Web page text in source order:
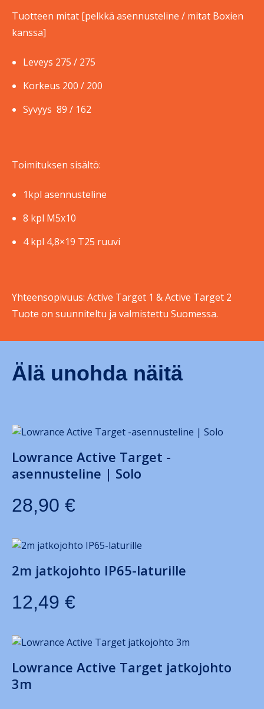
Tuotteen mitat [pelkkä asennusteline / mitat Boxien
kanssa]
Leveys 275 / 275
Korkeus 200 / 200
Syvyys 89 / 162
Toimituksen sisältö:
1kpl asennusteline
8 kpl M5x10
4 kpl 4,8×19 T25 ruuvi
Yhteensopivuus: Active Target 1 & Active Target 2
Tuote on suunniteltu ja valmistettu Suomessa.
Älä unohda näitä
Lowrance Active Target -
asennusteline | Solo
28,90 €
2m jatkojohto IP65-laturille
12,49 €
Lowrance Active Target jatkojohto
3m